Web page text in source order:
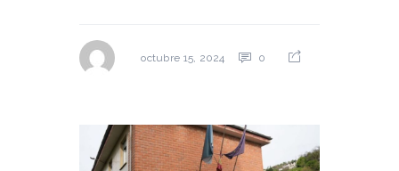
octubre 15, 2024 0